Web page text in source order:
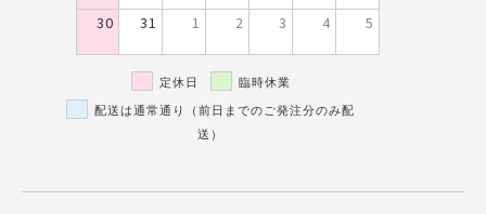
30 31 1 2 3 4 5
定休日
臨時休業
配送は通常通り（前日までのご発注分のみ配
送）